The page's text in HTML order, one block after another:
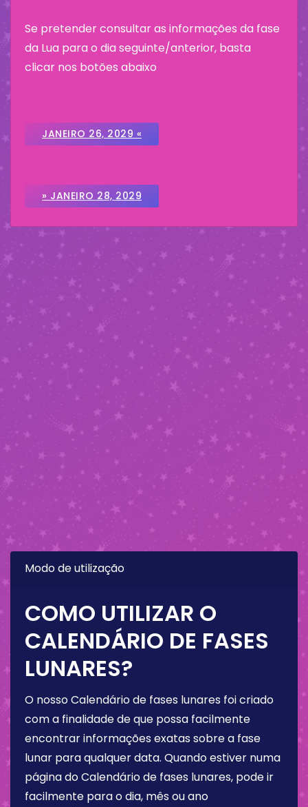
Se pretender consultar as informações da fase
da Lua para o dia seguinte/anterior, basta
clicar nos botões abaixo
JANEIRO 26, 2029 «
» JANEIRO 28, 2029
Modo de utilização
COMO UTILIZAR O
CALENDÁRIO DE FASES
LUNARES?
O nosso Calendário de fases lunares foi criado
com a finalidade de que possa facilmente
encontrar informações exatas sobre a fase
lunar para qualquer data. Quando estiver numa
página do Calendário de fases lunares, pode ir
facilmente para o dia, mês ou ano